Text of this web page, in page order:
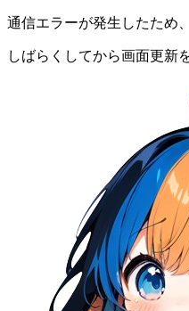
通信エラーが発生したため、
しばらくしてから画面更新